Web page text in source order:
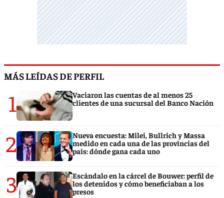
MÁS LEÍDAS DE PERFIL
1
Vaciaron las cuentas de al menos 25
clientes de una sucursal del Banco Nación
2
Nueva encuesta: Milei, Bullrich y Massa
medido en cada una de las provincias del
país: dónde gana cada uno
3
Escándalo en la cárcel de Bouwer: perfil de
los detenidos y cómo beneficiaban a los
presos